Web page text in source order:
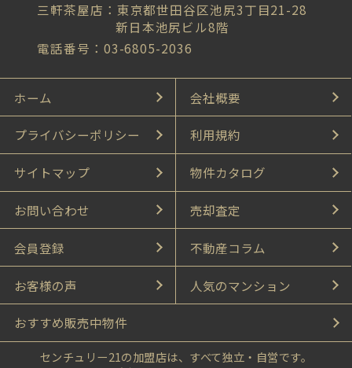
三軒茶屋店：東京都世田谷区池尻3丁目21-28
新日本池尻ビル8階
電話番号：03-6805-2036
ホーム 会社概要
プライバシーポリシー 利用規約
サイトマップ 物件カタログ
お問い合わせ 売却査定
会員登録 不動産コラム
お客様の声 人気のマンション
おすすめ販売中物件
センチュリー21の加盟店は、すべて独立・自営です。